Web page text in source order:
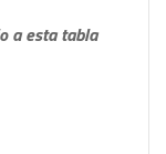
a esta tabla